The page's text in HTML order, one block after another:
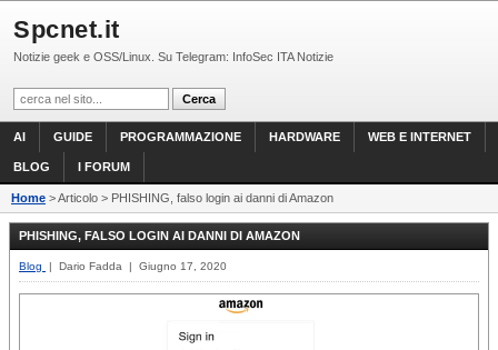
Spcnet.it
Notizie geek e OSS/Linux. Su Telegram: InfoSec ITA Notizie
AI GUIDE PROGRAMMAZIONE HARDWARE WEB E INTERNET
BLOG I FORUM
Home > Articolo > PHISHING, falso login ai danni di Amazon
PHISHING, FALSO LOGIN AI DANNI DI AMAZON
Blog | Dario Fadda | Giugno 17, 2020